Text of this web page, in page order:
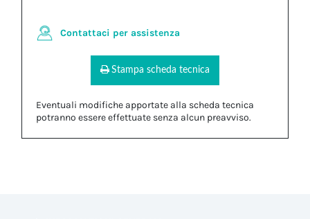
Contattaci per assistenza
Stampa scheda tecnica
Eventuali modifiche apportate alla scheda tecnica
potranno essere effettuate senza alcun preavviso.